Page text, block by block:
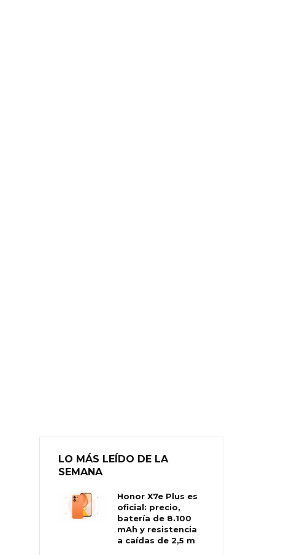
LO MÁS LEÍDO DE LA
SEMANA
Honor X7e Plus es
oficial: precio,
batería de 8.100
mAh y resistencia
a caídas de 2,5 m